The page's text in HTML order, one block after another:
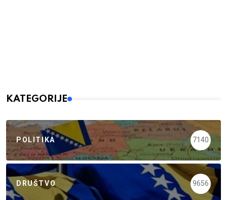
KATEGORIJE
POLITIKA 7140
DRUŠTVO 9656